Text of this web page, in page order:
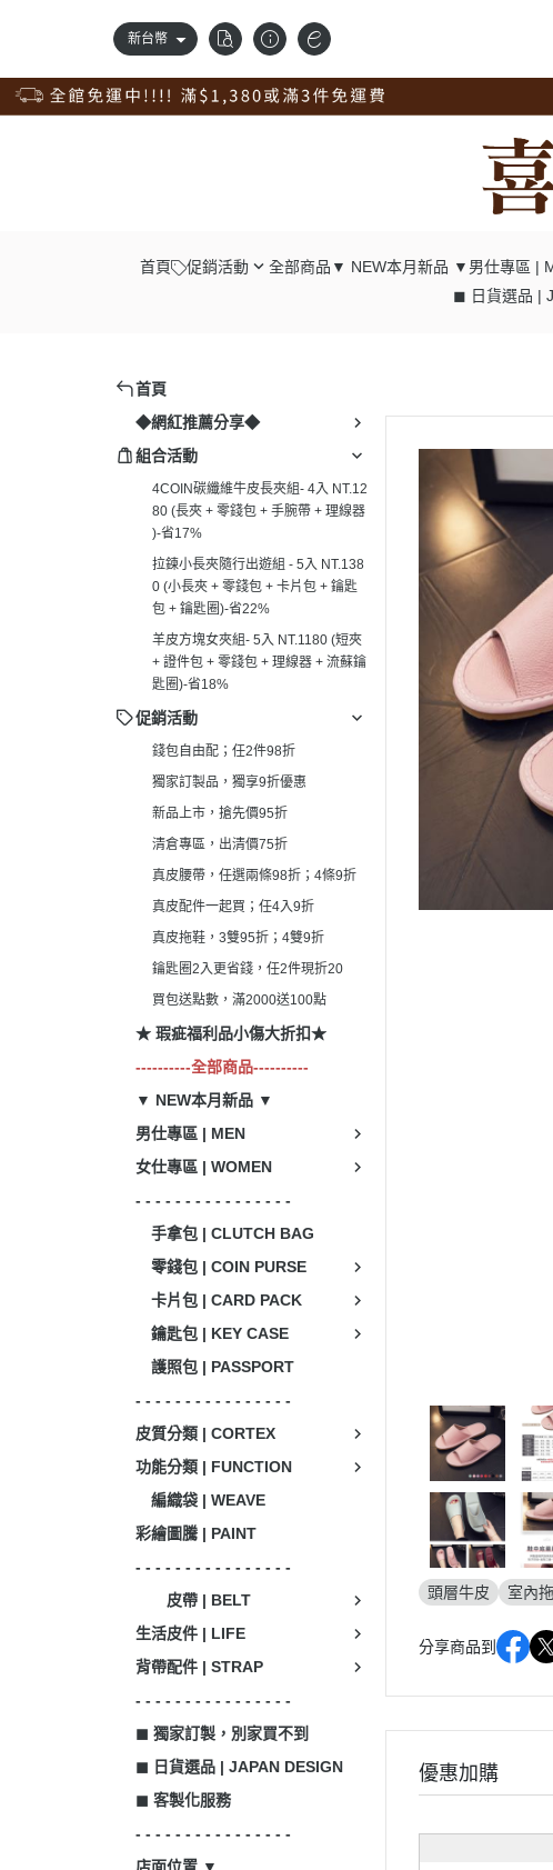
新台幣
首頁 促銷活動
新品上市，搶先價95折
清倉專區，出清價75折
真皮腰帶，任選兩條98折；4條9折
真皮配件一起買；任4入9折
真皮拖鞋，3雙95折；4雙9折
鑰匙圈2入更省錢，任2件現折20
買包送點數，滿2000送100點
全部商品 ▼ NEW本月新品 ▼ 男仕專區 |
┕ 男仕 - 肩背包
┕ 男仕 - 胸背包
┕ 男仕 - 後背包
┕ 男仕 - 手拿包
┕ 男仕 - 平板/電腦/
┕ 男仕 - 皮帶
◼ 日貨選品 |
首頁
◆網紅推薦分享◆
組合活動
4COIN碳纖維牛皮長夾組- 4入 NT.12
80 (長夾 + 零錢包 + 手腕帶 + 理線器
)-省17%
拉鍊小長夾隨行出遊組 - 5入 NT.138
0 (小長夾 + 零錢包 + 卡片包 + 鑰匙
包 + 鑰匙圈)-省22%
羊皮方塊女夾組- 5入 NT.1180 (短夾
+ 證件包 + 零錢包 + 理線器 + 流蘇鑰
匙圈)-省18%
促銷活動
錢包自由配；任2件98折
獨家訂製品，獨享9折優惠
新品上市，搶先價95折
清倉專區，出清價75折
真皮腰帶，任選兩條98折；4條9折
真皮配件一起買；任4入9折
真皮拖鞋，3雙95折；4雙9折
鑰匙圈2入更省錢，任2件現折20
買包送點數，滿2000送100點
★ 瑕疵福利品小傷大折扣★
----------全部商品----------
▼ NEW本月新品 ▼
男仕專區 | MEN
女仕專區 | WOMEN
- - - - - - - - - - - - - - - -
手拿包 | CLUTCH BAG
零錢包 | COIN PURSE
卡片包 | CARD PACK
鑰匙包 | KEY CASE
護照包 | PASSPORT
- - - - - - - - - - - - - - - -
皮質分類 | CORTEX
功能分類 | FUNCTION
編織袋 | WEAVE
彩繪圖騰 | PAINT
- - - - - - - - - - - - - - - -
皮帶 | BELT
生活皮件 | LIFE
背帶配件 | STRAP
- - - - - - - - - - - - - - - -
◼ 獨家訂製，別家買不到
◼ 日貨選品 | JAPAN DESIGN
◼ 客製化服務
- - - - - - - - - - - - - - - -
頭層牛皮 室內
分享商品到
優惠加購